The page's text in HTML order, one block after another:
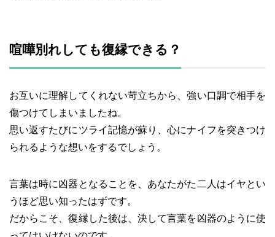
喧嘩別れしても復縁できる？
お互いに理解してくれない苛立ちから、強い口調で相手を
傷つけてしまいましたね。
思い返すたびにツライ記憶が蘇り、心にナイフを突きつけ
られるような想いをするでしょう。
言葉は時に凶器となることを、あなたがた二人はイヤとい
うほど思い知ったはずです。
だからこそ、復縁した後は、決して言葉を凶器のように使